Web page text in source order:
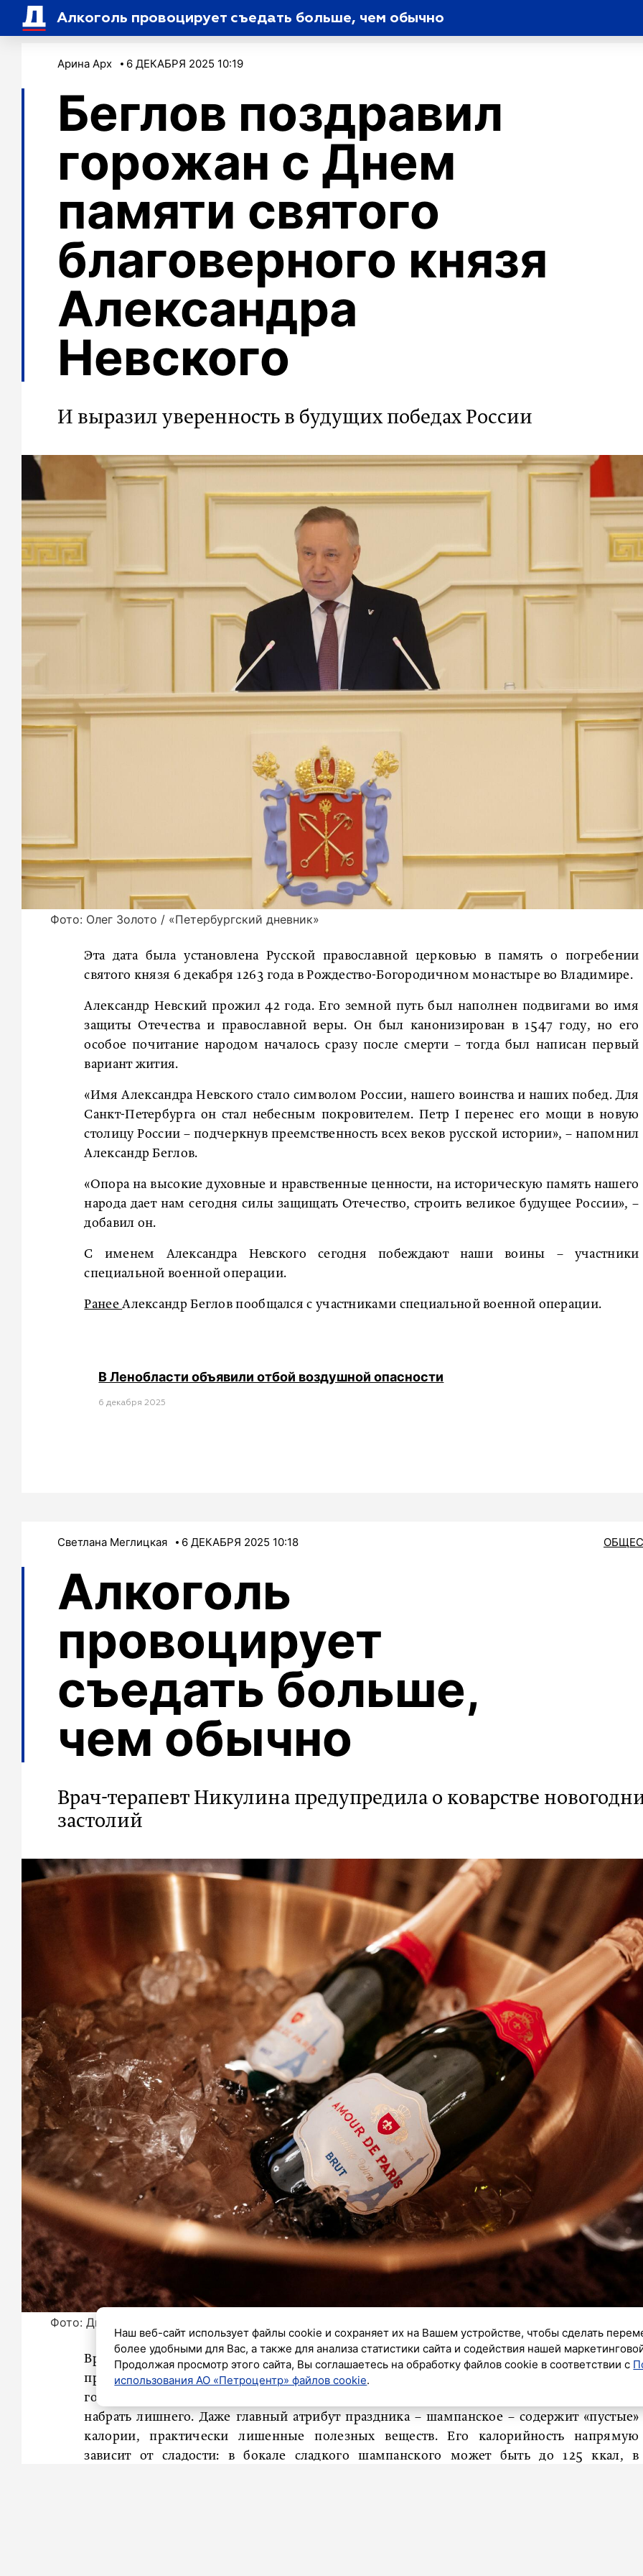
Алкоголь провоцирует съедать больше, чем обычно
Арина Арх 6 ДЕКАБРЯ 2025 10:19
Беглов поздравил
горожан с Днем
памяти святого
благоверного князя
Александра
Невского
И выразил уверенность в будущих победах России
Фото: Олег Золото / «Петербургский дневник»
Эта дата была установлена Русской православной церковью в память о погребении
святого князя 6 декабря 1263 года в Рождество-Богородичном монастыре во Владимире.
Александр Невский прожил 42 года. Его земной путь был наполнен подвигами во имя
защиты Отечества и православной веры. Он был канонизирован в 1547 году, но его
особое почитание народом началось сразу после смерти – тогда был написан первый
вариант жития.
«Имя Александра Невского стало символом России, нашего воинства и наших побед. Для
Санкт-Петербурга он стал небесным покровителем. Петр I перенес его мощи в новую
столицу России – подчеркнув преемственность всех веков русской истории», – напомнил
Александр Беглов.
«Опора на высокие духовные и нравственные ценности, на историческую память нашего
народа дает нам сегодня силы защищать Отечество, строить великое будущее России», –
добавил он.
С именем Александра Невского сегодня побеждают наши воины – участники
специальной военной операции.
РанееАлександр Беглов пообщался с участниками специальной военной операции.
В Ленобласти объявили отбой воздушной опасности
6 декабря 2025
Светлана Меглицкая 6 ДЕКАБРЯ 2025 10:18
Алкоголь
провоцирует
съедать больше,
чем обычно
Врач-терапевт Никулина предупредила о коварстве
застолий
Фото: Дмитрий Сермяжко / «Петербургский дневник»
Врач-терапевт, нутрициолог Ирина Никулина объяснила в интервью «Газете.ру», как
праздничные напитки могут повлиять на фигуру и аппетит. С приближением Нового
года важно соблюдать умеренность, чтобы сохранить достигнутые результаты или не
набрать лишнего. Даже главный атрибут праздника – шампанское – содержит «пустые»
калории, практически лишенные полезных веществ. Его калорийность напрямую
зависит от сладости: в бокале сладкого шампанского может быть до 125 ккал, в
Наш веб-сайт использует файлы cookie и сохраняет их на Вашем устройстве, чтобы сделать
более удобными для Вас, а также для анализа статистики сайта и содействия нашей
Продолжая просмотр этого сайта, Вы соглашаетесь на обработку файлов cookie в соответствии с
использования АО «Петроцентр» файлов cookie.